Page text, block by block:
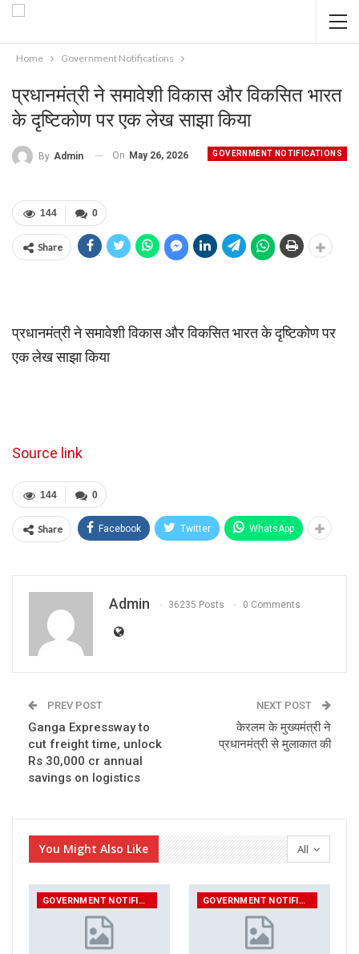
Home Government Notifications
प्रधानमंत्री ने समावेशी विकास और विकसित भारत
के दृष्टिकोण पर एक लेख साझा किया
GOVERNMENT NOTIFICATIONS
By Admin On May 26, 2026
0
144
Share
प्रधानमंत्री ने समावेशी विकास और विकसित भारत के दृष्टिकोण पर
एक लेख साझा किया
Source link
0
144
Share Facebook Twitter WhatsApp
Admin 36235 Posts 0 Comments
PREV POST
Ganga Expressway to
cut freight time, unlock
Rs 30,000 cr annual
savings on logistics
NEXT POST
केरलम के मुख्यमंत्री ने
प्रधानमंत्री से मुलाकात की
All
You Might Also Like
GOVERNMENT NOTIFICATIONS GOVERNMENT NOTIFICATIONS